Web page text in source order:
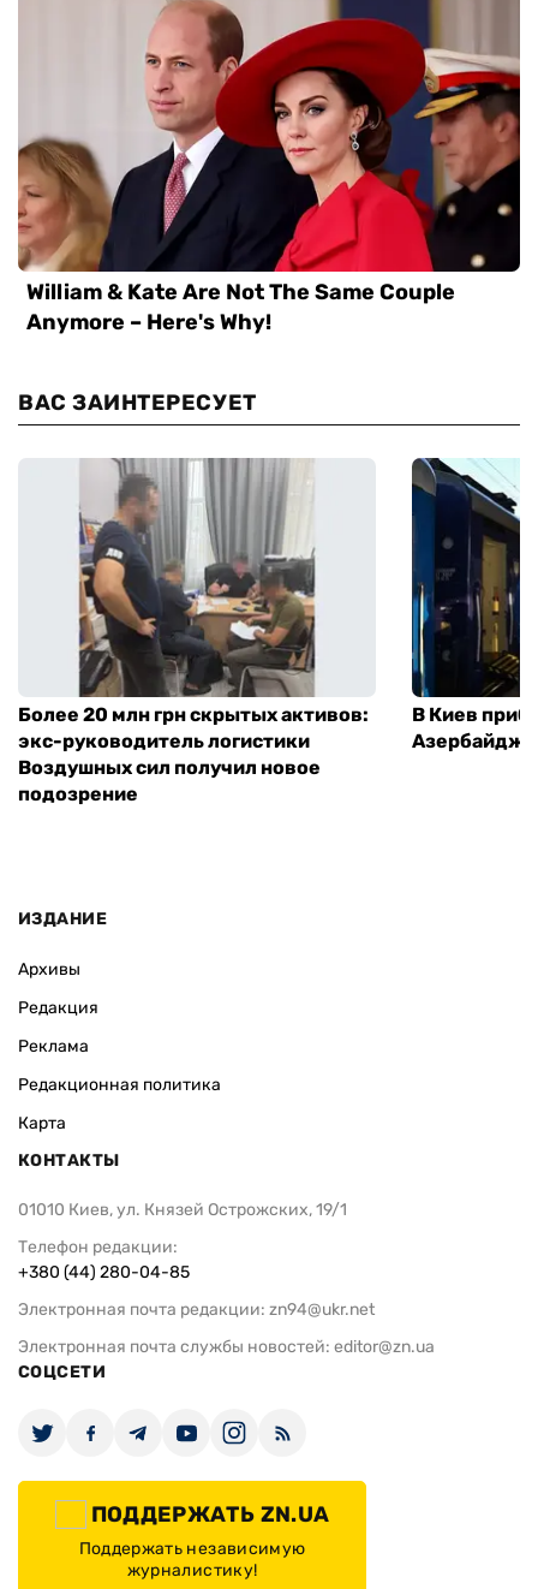
ВАС ЗАИНТЕРЕСУЕТ
Более 20 млн грн скрытых активов:
экс-руководитель логистики
Воздушных сил получил новое
подозрение
В Киев
ИЗДАНИЕ
Архивы
Редакция
Реклама
Редакционная политика
Карта
КОНТАКТЫ
01010 Киев, ул. Князей Острожских, 19/1
Телефон редакции:
+380 (44) 280-04-85
Электронная почта редакции: zn94@ukr.net
Электронная почта службы новостей: editor@zn.ua
СОЦСЕТИ
ПОДДЕРЖАТЬ ZN.UA
Поддержать независимую
журналистику!